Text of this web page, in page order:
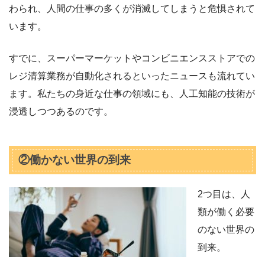
わられ、人間の仕事の多くが消滅してしまうと危惧されて
います。
すでに、スーパーマーケットやコンビニエンスストアでの
レジ清算業務が自動化されるといったニュースも流れてい
ます。私たちの身近な仕事の領域にも、人工知能の技術が
浸透しつつあるのです。
②働かない世界の到来
2つ目は、人
類が働く必要
のない世界の
到来。